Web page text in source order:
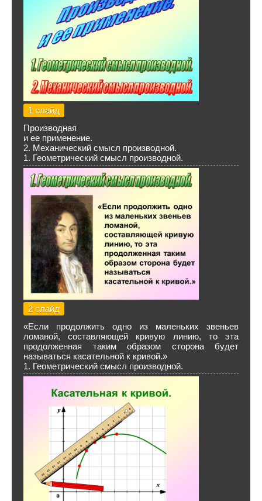
1 слайд
Производная
и ее применение.
2. Механический смысл производной.
1. Геометрический смысл производной.
2 слайд
«Если продолжить одно из маленьких звеньев
ломаной, составляющей кривую линию, то эта
продолженная таким образом сторона будет
называться касательной к кривой.»
1. Геометрический смысл производной.